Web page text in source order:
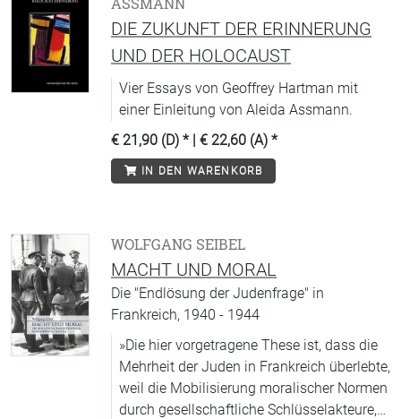
DIE ZUKUNFT DER ERINNERUNG
UND DER HOLOCAUST
Vier Essays von Geoffrey Hartman mit
einer Einleitung von Aleida Assmann.
€ 21,90 (D) * | € 22,60 (A) *
IN DEN WARENKORB
WOLFGANG SEIBEL
MACHT UND MORAL
Die "Endlösung der Judenfrage" in
Frankreich, 1940 - 1944
»Die hier vorgetragene These ist, dass die
Mehrheit der Juden in Frankreich überlebte,
weil die Mobilisierung moralischer Normen
durch gesellschaftliche Schlüsselakteure,